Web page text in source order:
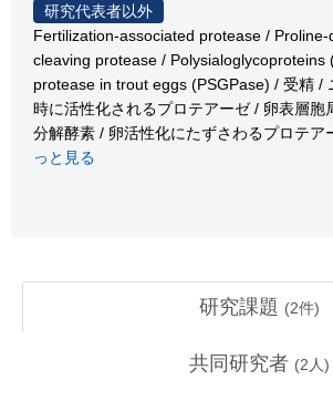
研究代表者以外
Fertilization-associated protease /
cleaving protease / Polysialoglycoproteins
protease in trout eggs (PSGPase) / 受精 /
時に活性化されるプロテアーゼ / 卵表層胞
分解酵素 / 卵活性化にたずさわるプロテア
っと見る
研究課題 (2件)
共同研究者 (2 人)